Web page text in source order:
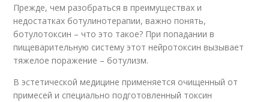
Прежде, чем разобраться в преимуществах и
недостатках ботулинотерапии, важно понять,
ботулотоксин – что это такое? При попадании в
пищеварительную систему этот нейротоксин вызывает
тяжелое поражение – ботулизм.
В эстетической медицине применяется очищенный от
примесей и специально подготовленный токсин